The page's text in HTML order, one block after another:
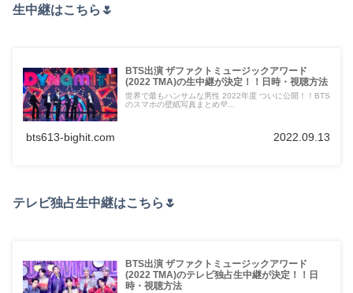
生中継はこちら🌷
BTS出演 ザファクトミュージックアワード
(2022 TMA)の生中継が決定！！日時・視聴方法
世界で最もハンサムな男性 2022年度 ついに公開！！BTS
のスマホの壁紙写真まとめ💜...
bts613-bighit.com 2022.09.13
テレビ独占生中継はこちら🌷
BTS出演 ザファクトミュージックアワード
(2022 TMA)のテレビ独占生中継が決定！！日
時・視聴方法